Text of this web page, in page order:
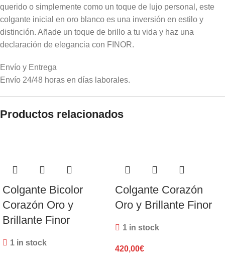
querido o simplemente como un toque de lujo personal, este
colgante inicial en oro blanco es una inversión en estilo y
distinción. Añade un toque de brillo a tu vida y haz una
declaración de elegancia con FINOR.
Envío y Entrega
Envío 24/48 horas en días laborales.
Productos relacionados
Colgante Bicolor
Corazón Oro y
Brillante Finor
1 in stock
Colgante Corazón
Oro y Brillante Finor
1 in stock
420,00€